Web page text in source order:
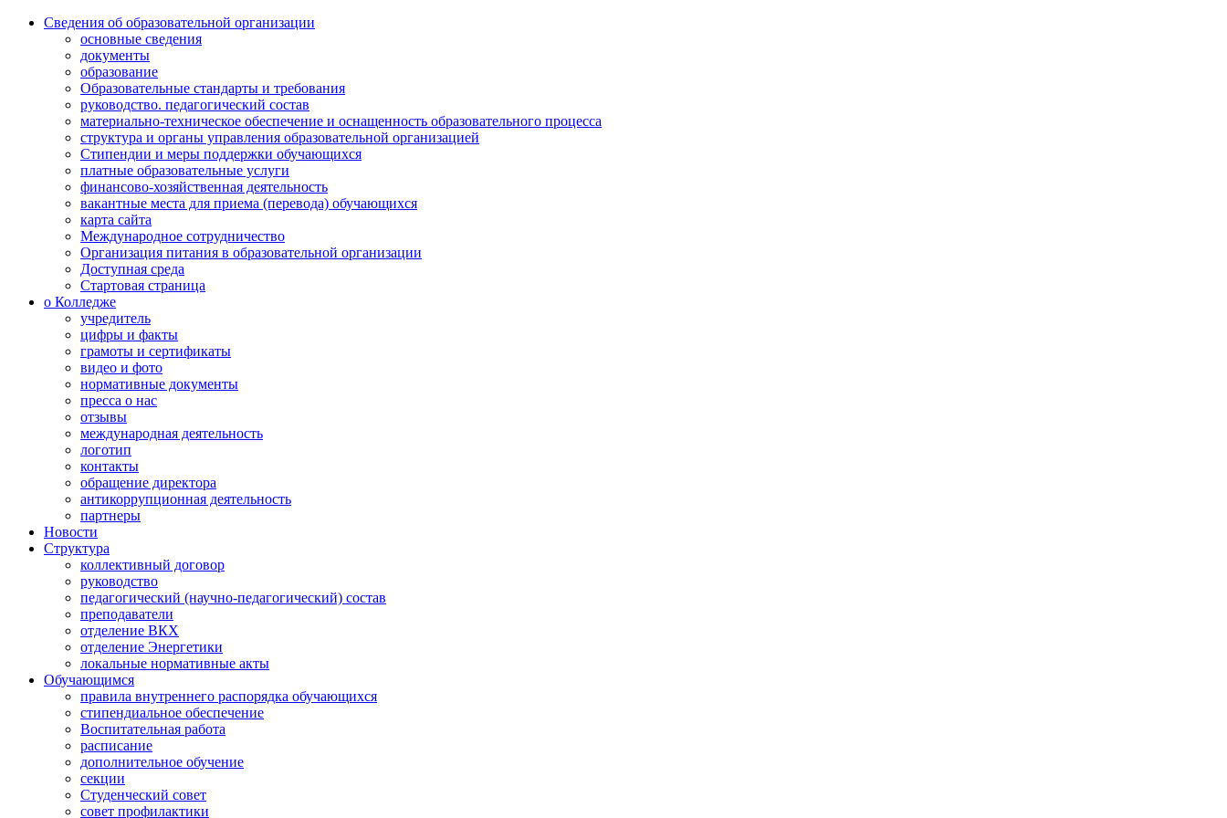
Сведения об образовательной организации
основные сведения
документы
образование
Образовательные стандарты и требования
руководство. педагогический состав
материально-техническое обеспечение и оснащенность образовательного процесса
структура и органы управления образовательной организацией
Стипендии и меры поддержки обучающихся
платные образовательные услуги
финансово-хозяйственная деятельность
вакантные места для приема (перевода) обучающихся
карта сайта
Международное сотрудничество
Организация питания в образовательной организации
Доступная среда
Стартовая страница
о Колледже
учредитель
цифры и факты
грамоты и сертификаты
видео и фото
нормативные документы
пресса о нас
отзывы
международная деятельность
логотип
контакты
обращение директора
антикоррупционная деятельность
партнеры
Новости
Структура
коллективный договор
руководство
педагогический (научно-педагогический) состав
преподаватели
отделение ВКХ
отделение Энергетики
локальные нормативные акты
Обучающимся
правила внутреннего распорядка обучающихся
стипендиальное обеспечение
Воспитательная работа
расписание
дополнительное обучение
секции
Студенческий совет
совет профилактики